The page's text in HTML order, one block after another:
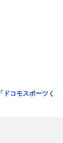
コモスポーツく